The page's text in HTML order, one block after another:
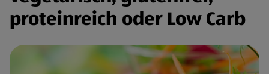
proteinreich oder Low Carb